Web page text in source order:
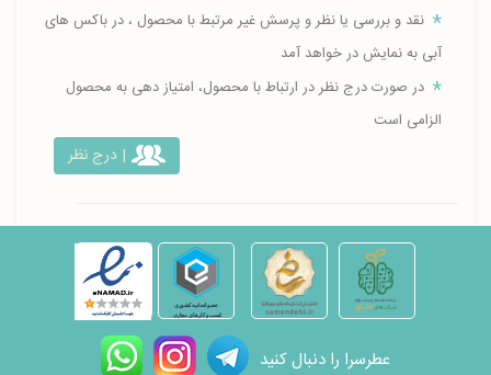
نقد و بررسی یا نظر و پرسش غیر مرتبط با محصول ، در باکس های
آبی به نمایش در خواهد آمد
در صورت درج نظر در ارتباط با محصول، امتیاز دهی به محصول
الزامی است
| درج نظر
عطرسرا را دنبال کنید